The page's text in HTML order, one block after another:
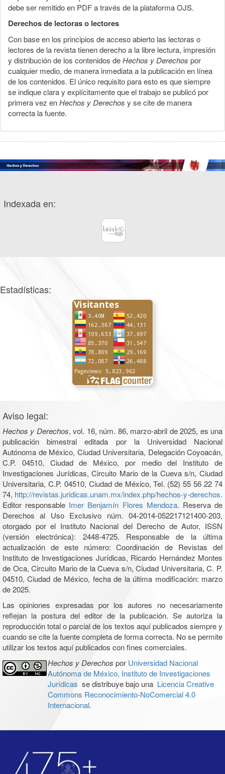
debe ser remitido en PDF a través de la plataforma OJS.
Derechos de lectoras o lectores
Con base en los principios de acceso abierto las lectoras o
lectores de la revista tienen derecho a la libre lectura, impresión
y distribución de los contenidos deHechos y Derechos por
cualquier medio, de manera inmediata a la publicación en línea
de los contenidos. El único requisito para esto es que siempre
se indique clara y explícitamente que el trabajo se publicó por
primera vez enHechos y Derechos y se cite de manera
correcta la fuente.
Indexada en:
Estadísticas:
Aviso legal:
Hechos y Derechos, vol. 16, núm. 86, marzo-abril de 2025, es una
publicación bimestral editada por la Universidad Nacional
Autónoma de México, Ciudad Universitaria, Delegación Coyoacán,
C.P. 04510, Ciudad de México, por medio del Instituto de
Investigaciones Jurídicas, Circuito Mario de la Cueva s/n, Ciudad
Universitaria, C.P. 04510, Ciudad de México, Tel. (52) 55 56 22 74
74, http://revistas.juridicas.unam.mx/index.php/hechos-y-derechos.
Editor responsable Imer Benjamín Flores Mendoza. Reserva de
Derechos al Uso Exclusivo núm. 04-2014-052217121400-203,
otorgado por el Instituto Nacional del Derecho de Autor, ISSN
(versión electrónica): 2448-4725. Responsable de la última
actualización de este número: Coordinación de Revistas del
Instituto de Investigaciones Jurídicas, Ricardo Hernández Montes
de Oca, Circuito Mario de la Cueva s/n, Ciudad Universitaria, C. P.
04510, Ciudad de México, fecha de la última modificación: marzo
de 2025.
Las opiniones expresadas por los autores no necesariamente
reflejan la postura del editor de la publicación. Se autoriza la
reproducción total o parcial de los textos aquí publicados siempre y
cuando se cite la fuente completa de forma correcta. No se permite
utilizar los textos aquí publicados con fines comerciales.
Hechos y Derechos por Universidad Nacional
Autónoma de México, Instituto de Investigaciones
Jurídicas se distribuye bajo una Licencia Creative
Commons Reconocimiento-NoComercial 4.0
Internacional.